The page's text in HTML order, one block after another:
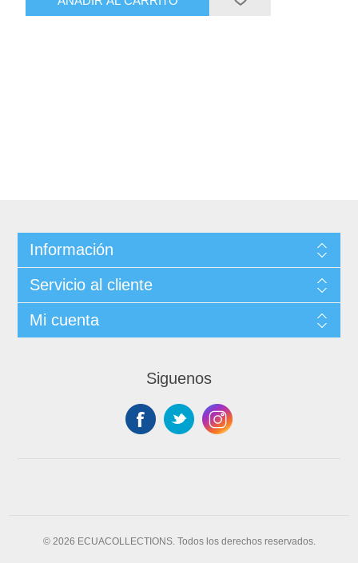
Información
Servicio al cliente
Mi cuenta
Siguenos
© 2026 ECUACOLLECTIONS. Todos los derechos reservados.